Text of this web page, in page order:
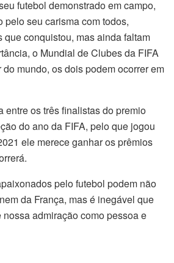
futebol demonstrado em campo,
pelo seu carisma com todos,
que conquistou, mas ainda faltam
o Mundial de Clubes da FIFA
mundo, os dois podem ocorrer em
entre os três finalistas do premio
do ano da FIFA, pelo que jogou
ele merece ganhar os prêmios
pelo futebol podem não
da França, mas é inegável que
nossa admiração como pessoa e